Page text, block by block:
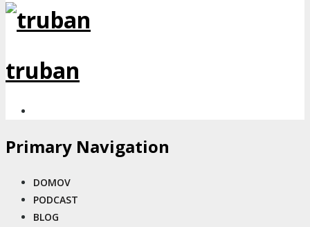
truban
Primary Navigation
DOMOV
PODCAST
BLOG